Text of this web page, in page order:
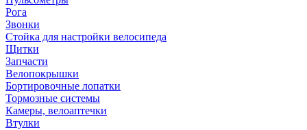
Рога
Звонки
Стойка для настройки велосипеда
Щитки
Запчасти
Велопокрышки
Бортировочные лопатки
Тормозные системы
Камеры, велоаптечки
Втулки